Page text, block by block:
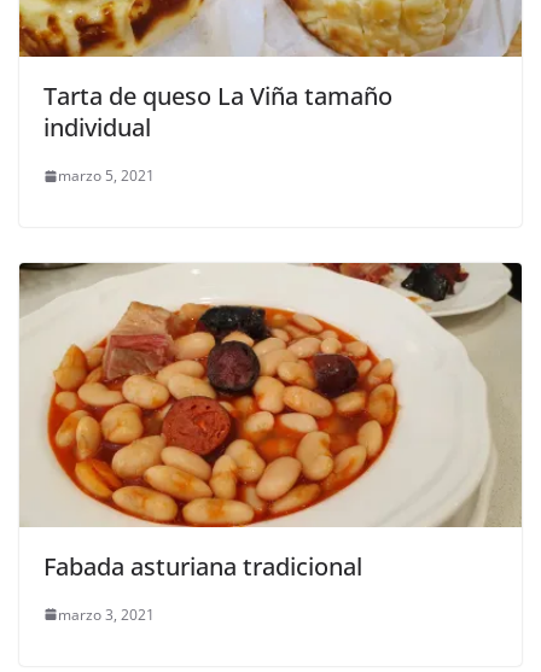
Tarta de queso La Viña tamaño
individual
marzo 5, 2021
Fabada asturiana tradicional
marzo 3, 2021